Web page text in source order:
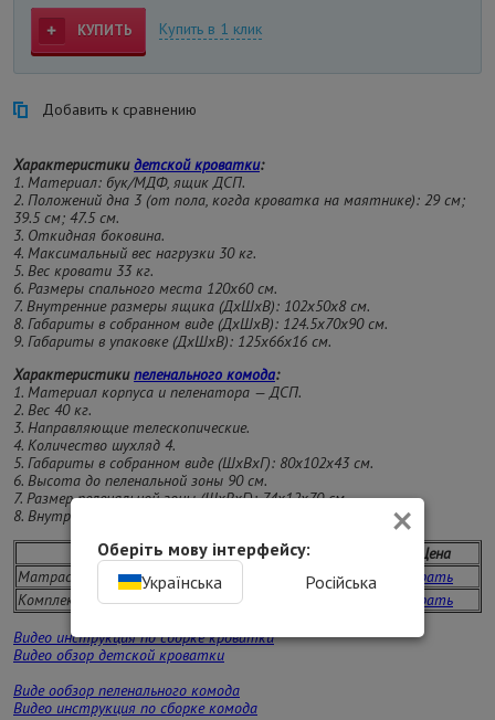
КУПИТЬ Купить в 1 клик
Добавить к сравнению
Характеристикидетской кроватки:
1. Материал: бук/МДФ, ящик ДСП.
2. Положений дна 3 (от пола, когда кроватка на маятнике): 29 см;
39.5 см; 47.5 см.
3. Откидная боковина.
4. Максимальный вес нагрузки 30 кг.
5. Вес кровати 33 кг.
6. Размеры спального места 120х60 см.
7. Внутренние размеры ящика (ДхШхВ): 102х50х8 см.
8. Габариты в собранном виде (ДхШхВ): 124.5х70х90 см.
9. Габариты в упаковке (ДхШхВ): 125x66x16 см.
Характеристикипеленального комода:
1. Материал корпуса и пеленатора — ДСП.
2. Вес 40 кг.
3. Направляющие телескопические.
4. Количество шухляд 4.
5. Габариты в собранном виде (ШхВхГ): 80х102х43 см.
6. Высота до пеленальной зоны 90 см.
7. Размер пеленальной зоны (ШхВхГ): 74х12х70 см.
8. Внутренний размер шухляды (ШхВхГ): 71х12х36 см.
Сопутствующие товары
Цена
Матрас 120х60 см
Выбрать
Комплект постельного белья 120х60 см
Выбрать
Видео инструкция по сборке кроватки
Видео обзор детской кроватки
Виде ообзор пеленального комода
Видео инструкция по сборке комода
×
Оберіть мову інтерфейсу:
Українська
Російська